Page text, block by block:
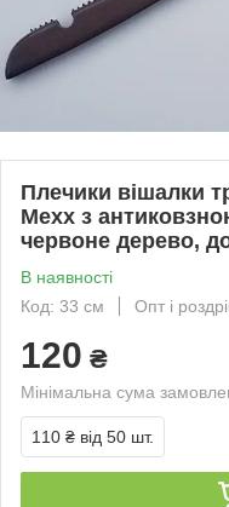
Плечики вішалки
Mexx з
червоне дерево,
В наявності
Код: 33 см
Опт і
120 ₴
Мінімальна сума
110 ₴ від 50 шт.